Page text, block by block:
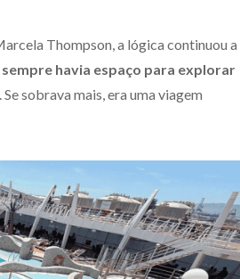
Thompson, a lógica continuou a
sempre havia espaço para explorar
sobrava mais, era uma viagem